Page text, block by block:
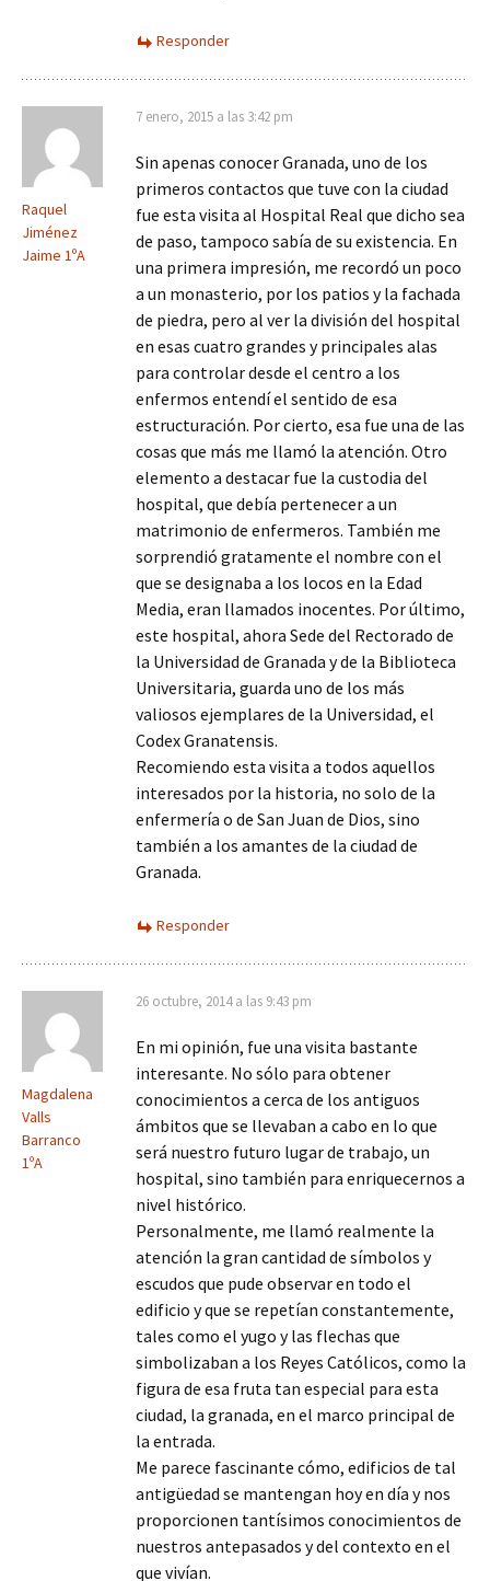
Responder
Raquel
Jiménez
Jaime 1ºA
7 enero, 2015 a las 3:42 pm
Sin apenas conocer Granada, uno de los
primeros contactos que tuve con la ciudad
fue esta visita al Hospital Real que dicho sea
de paso, tampoco sabía de su existencia. En
una primera impresión, me recordó un poco
a un monasterio, por los patios y la fachada
de piedra, pero al ver la división del hospital
en esas cuatro grandes y principales alas
para controlar desde el centro a los
enfermos entendí el sentido de esa
estructuración. Por cierto, esa fue una de las
cosas que más me llamó la atención. Otro
elemento a destacar fue la custodia del
hospital, que debía pertenecer a un
matrimonio de enfermeros. También me
sorprendió gratamente el nombre con el
que se designaba a los locos en la Edad
Media, eran llamados inocentes. Por último,
este hospital, ahora Sede del Rectorado de
la Universidad de Granada y de la Biblioteca
Universitaria, guarda uno de los más
valiosos ejemplares de la Universidad, el
Codex Granatensis.
Recomiendo esta visita a todos aquellos
interesados por la historia, no solo de la
enfermería o de San Juan de Dios, sino
también a los amantes de la ciudad de
Granada.
Responder
Magdalena
Valls
Barranco
1ºA
26 octubre, 2014 a las 9:43 pm
En mi opinión, fue una visita bastante
interesante. No sólo para obtener
conocimientos a cerca de los antiguos
ámbitos que se llevaban a cabo en lo que
será nuestro futuro lugar de trabajo, un
hospital, sino también para enriquecernos a
nivel histórico.
Personalmente, me llamó realmente la
atención la gran cantidad de símbolos y
escudos que pude observar en todo el
edificio y que se repetían constantemente,
tales como el yugo y las flechas que
simbolizaban a los Reyes Católicos, como la
figura de esa fruta tan especial para esta
ciudad, la granada, en el marco principal de
la entrada.
Me parece fascinante cómo, edificios de tal
antigüedad se mantengan hoy en día y nos
proporcionen tantísimos conocimientos de
nuestros antepasados y del contexto en el
que vivían.